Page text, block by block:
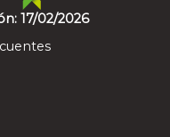
17/02/2026